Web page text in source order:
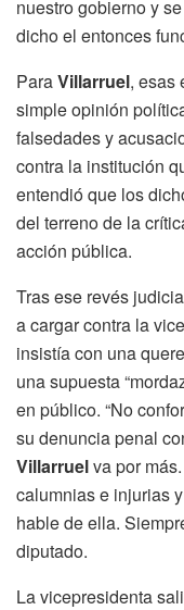
nuestro gobierno y
dicho el entonces
ParaVillarruel, esas
simple opinión
falsedades y
contra la institución
entendió que los
del terreno de la
acción pública.
Tras ese revés
a cargar contra la
insistía con una
una supuesta
en público. “No
su denuncia penal
Villarruelva por
calumnias e injurias
hable de ella.
diputado.
La vicepresidenta